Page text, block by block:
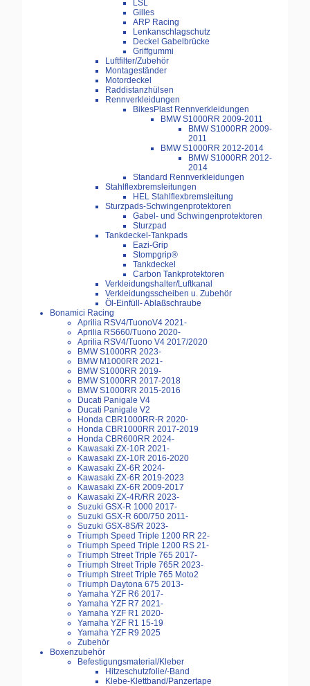
LSL
Gilles
ARP Racing
Lenkanschlagschutz
Deckel Gabelbrücke
Griffgummi
Luftfilter/Zubehör
Montageständer
Motordeckel
Raddistanzhülsen
Rennverkleidungen
BikesPlast Rennverkleidungen
BMW S1000RR 2009-2011
BMW S1000RR 2009-
2011
BMW S1000RR 2012-2014
BMW S1000RR 2012-
2014
Standard Rennverkleidungen
Stahlflexbremsleitungen
HEL Stahlflexbremsleitung
Sturzpads-Schwingenprotektoren
Gabel- und Schwingenprotektoren
Sturzpad
Tankdeckel-Tankpads
Eazi-Grip
Stompgrip®
Tankdeckel
Carbon Tankprotektoren
Verkleidungshalter/Luftkanal
Verkleidungsscheiben u. Zubehör
Öl-Einfüll- Ablaßschraube
Bonamici Racing
Aprilia RSV4/TuonoV4 2021-
Aprilia RS660/Tuono 2020-
Aprilia RSV4/Tuono V4 2017/2020
BMW S1000RR 2023-
BMW M1000RR 2021-
BMW S1000RR 2019-
BMW S1000RR 2017-2018
BMW S1000RR 2015-2016
Ducati Panigale V4
Ducati Panigale V2
Honda CBR1000RR-R 2020-
Honda CBR1000RR 2017-2019
Honda CBR600RR 2024-
Kawasaki ZX-10R 2021-
Kawasaki ZX-10R 2016-2020
Kawasaki ZX-6R 2024-
Kawasaki ZX-6R 2019-2023
Kawasaki ZX-6R 2009-2017
Kawasaki ZX-4R/RR 2023-
Suzuki GSX-R 1000 2017-
Suzuki GSX-R 600/750 2011-
Suzuki GSX-8S/R 2023-
Triumph Speed Triple 1200 RR 22-
Triumph Speed Triple 1200 RS 21-
Triumph Street Triple 765 2017-
Triumph Street Triple 765R 2023-
Triumph Street Triple 765 Moto2
Triumph Daytona 675 2013-
Yamaha YZF R6 2017-
Yamaha YZF R7 2021-
Yamaha YZF R1 2020-
Yamaha YZF R1 15-19
Yamaha YZF R9 2025
Zubehör
Boxenzubehör
Befestigungsmaterial/Kleber
Hitzeschutzfolie/-Band
Klebe-Klettband/Panzertape